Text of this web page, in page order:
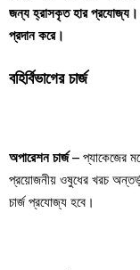
জন্য হ্রাসকৃত হার প্রযোজ্য।
প্রদান করে।
বহির্বিভাগের চার্জ
অপারেশন চার্জ– প্যাকেজের
প্রয়োজনীয় ওষুধের খরচ
চার্জ প্রযোজ্য হবে।